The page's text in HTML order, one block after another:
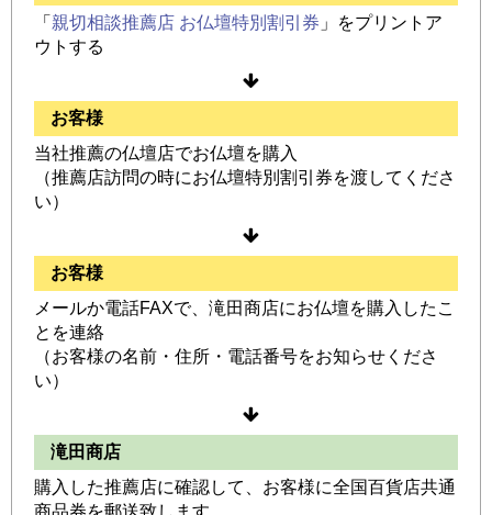
「 親切相談推薦店 お仏壇特別割引券 」をプリントア
ウトする
お客様
当社推薦の仏壇店でお仏壇を購入
（推薦店訪問の時にお仏壇特別割引券を渡してくださ
い）
お客様
メールか電話FAXで、滝田商店にお仏壇を購入したこ
とを連絡
（お客様の名前・住所・電話番号をお知らせくださ
い）
滝田商店
購入した推薦店に確認して、お客様に全国百貨店共通
商品券を郵送致します